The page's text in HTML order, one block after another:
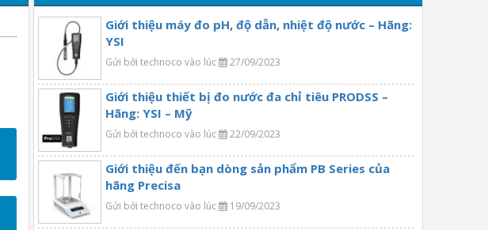
Giới thiệu máy đo pH, độ dẫn, nhiệt độ nước – Hãng:
YSI
Gửi bởi technoco vào lúc 27/09/2023
Giới thiệu thiết bị đo nước đa chỉ tiêu PRODSS –
Hãng: YSI – Mỹ
Gửi bởi technoco vào lúc 22/09/2023
Giới thiệu đến bạn dòng sản phẩm PB Series của
hãng Precisa
Gửi bởi technoco vào lúc 19/09/2023